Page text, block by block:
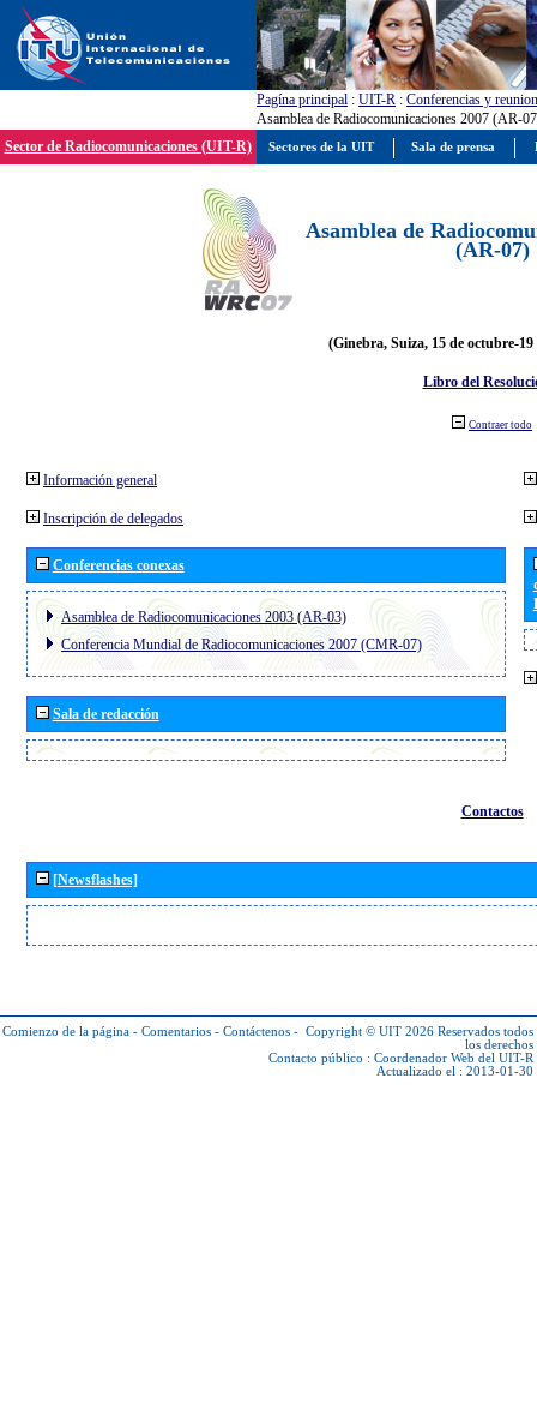
Pagína principal : UIT-R : Conferencias y
Asamblea de Radiocomunicaciones 2007 (AR-
Sector de Radiocomunicaciones (UIT-R)
Asamblea de
(AR-07)
(Ginebra, Suiza, 15 de octubre-19
Libro del
Contraer todo
Información general
Inscripción de delegados
Conferencias conexas
Asamblea de Radiocomunicaciones 2003 (AR-03)
Conferencia Mundial de Radiocomunicaciones 2007 (CMR-07)
Sala de redacción
Contactos
[Newsflashes]
Comienzo de la página - Comentarios - Contáctenos - Copyright © UIT 2026 Reservados todos
los derechos
Contacto público : Coordenador Web del UIT-R
Actualizado el : 2013-01-30
Sectores de la UIT Sala de prensa